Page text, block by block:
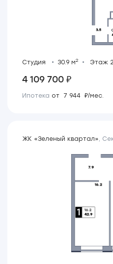
Студия 30.9 м2 Этаж
4 109 700 ₽
Ипотека от 7 944 ₽/мес.
ЖК «Зеленый квартал»,